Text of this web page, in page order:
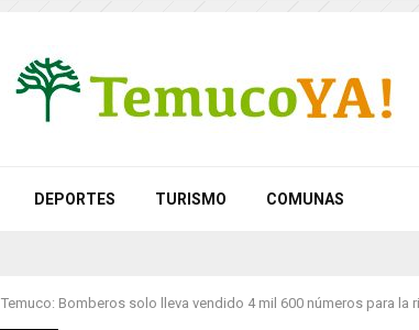
DEPORTES TURISMO COMUNAS
Temuco: Bomberos solo lleva vendido 4 mil 600 números para la